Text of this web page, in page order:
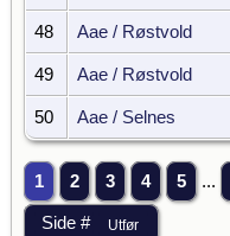
48 Aae / Røstvold
49 Aae / Røstvold
50 Aae / Selnes
1 2 3 4 5 ...